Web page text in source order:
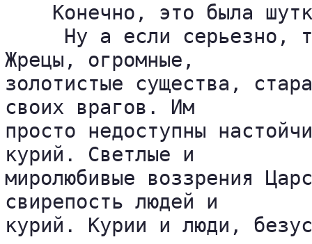
Конечно, это была
Ну а если серьезно,
Жрецы, огромные,
золотистые существа,
своих врагов. Им
просто недоступны
курий. Светлые и
миролюбивые воззрения
свирепость людей и
курий. Курии и люди,